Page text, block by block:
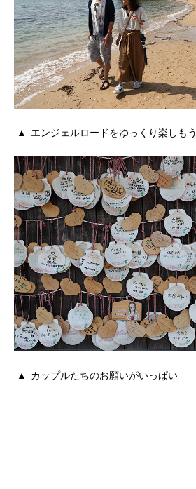
エンジェルロードをゆっくり楽しもう
カップルたちのお願いがいっぱい